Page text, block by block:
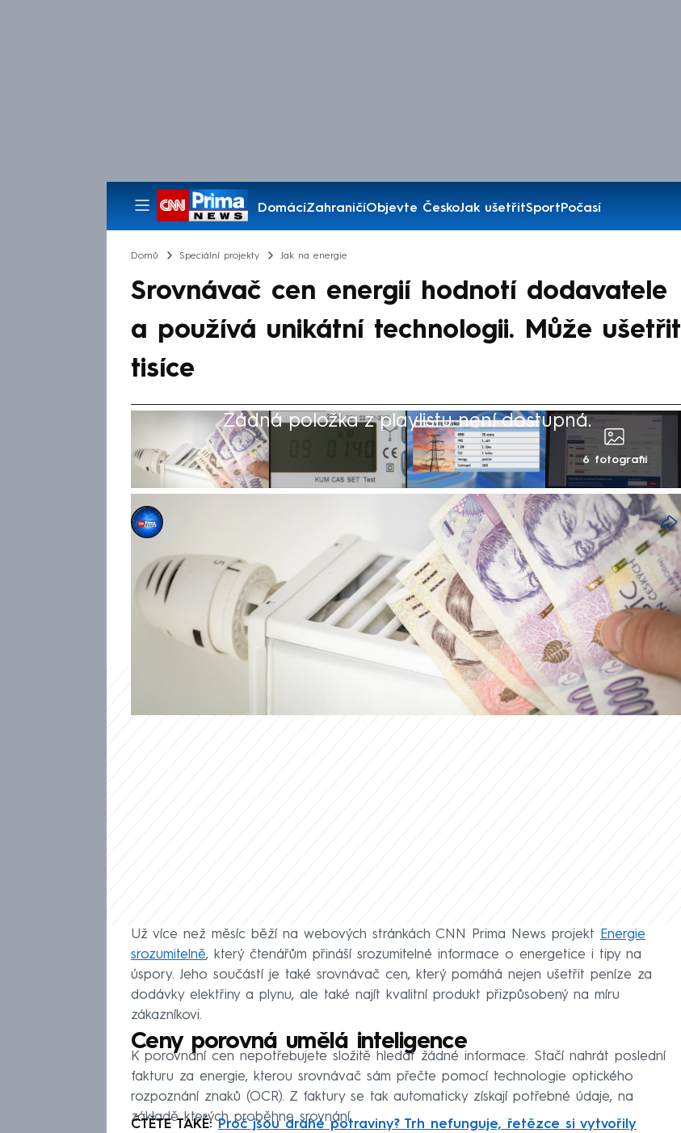
DomácíZahraničíObjevte ČeskoJak ušetřitSportPočasí
Pořady
Domů Speciální projekty Jak na energie
Srovnávač cen energií hodnotí dodavatele
a používá unikátní technologii. Může ušetřit
tisíce
Žádná položka z playlistu není dostupná.
6 fotografií
CNN Prima NEWS
29. zář 2024, 11:57
CNN Prima NEWS spustila unikátní srovnávač cen energií. Ten díky
umělé inteligenci pomáhá divákům a čtenářům zpravodajství objevit
možné úspory za elektřinu a plyn. Na zálohách můžete díky němu
ušetřit až tisíce korun ročně.
Už více než měsíc běží na webových stránkách CNN Prima News projekt Energie
srozumitelně, který čtenářům přináší srozumitelné informace o energetice i tipy na
úspory. Jeho součástí je také srovnávač cen, který pomáhá nejen ušetřit peníze za
dodávky elektřiny a plynu, ale také najít kvalitní produkt přizpůsobený na míru
zákazníkovi.
Ceny porovná umělá inteligence
K porovnání cen nepotřebujete složitě hledat žádné informace. Stačí nahrát poslední
fakturu za energie, kterou srovnávač sám přečte pomocí technologie optického
rozpoznání znaků (OCR). Z faktury se tak automaticky získají potřebné údaje, na
základě kterých proběhne srovnání.
ČTĚTE TAKÉ:Proč jsou drahé potraviny? Trh nefunguje, řetězce si vytvořily